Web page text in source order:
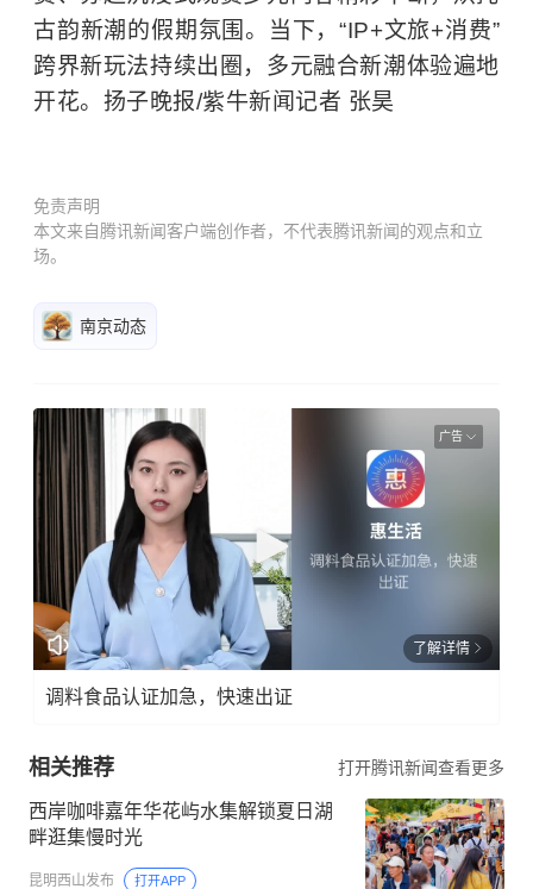
古韵新潮的假期氛围。当下，“IP+文旅+消费”
跨界新玩法持续出圈，多元融合新潮体验遍地
开花。扬子晚报/紫牛新闻记者 张昊
免责声明
本文来自腾讯新闻客户端创作者，不代表腾讯新闻的观点和立
场。
南京动态
广告
了解详情
调料食品认证加急，快速出证
相关推荐 打开腾讯新闻查看更多
西岸咖啡嘉年华花屿水集解锁夏日湖
畔逛集慢时光
昆明西山发布 打开APP